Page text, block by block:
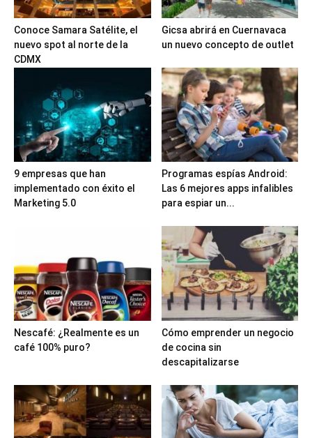
Conoce Samara Satélite, el
nuevo spot al norte de la
CDMX
Gicsa abrirá en Cuernavaca
un nuevo concepto de outlet
9 empresas que han
implementado con éxito el
Marketing 5.0
Programas espías Android:
Las 6 mejores apps infalibles
para espiar un...
Nescafé: ¿Realmente es un
café 100% puro?
Cómo emprender un negocio
de cocina sin
descapitalizarse